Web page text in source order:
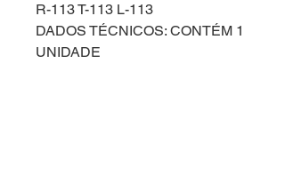
R-113 T-113 L-113
DADOS TÉCNICOS: CONTÉM 1
UNIDADE